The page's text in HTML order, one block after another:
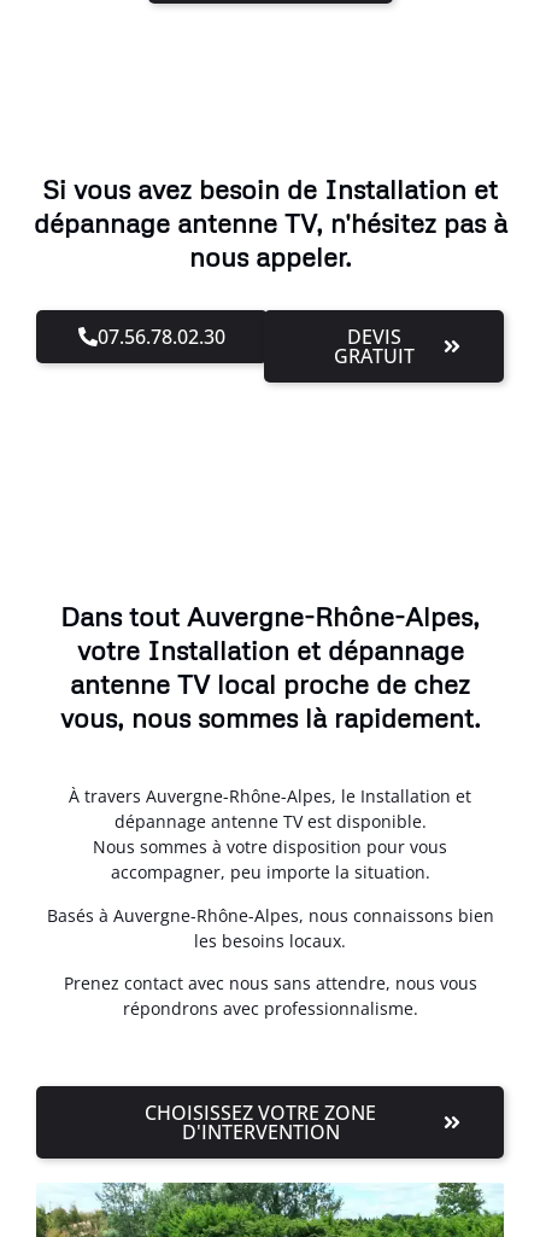
Si vous avez besoin de Installation et
dépannage antenne TV, n'hésitez pas à
nous appeler.
07.56.78.02.30 DEVIS
GRATUIT
Dans tout Auvergne-Rhône-Alpes,
votre Installation et dépannage
antenne TV local proche de chez
vous, nous sommes là rapidement.
À travers Auvergne-Rhône-Alpes, le Installation et
dépannage antenne TV est disponible.
Nous sommes à votre disposition pour vous
accompagner, peu importe la situation.
Basés à Auvergne-Rhône-Alpes, nous connaissons bien
les besoins locaux.
Prenez contact avec nous sans attendre, nous vous
répondrons avec professionnalisme.
CHOISISSEZ VOTRE ZONE
D'INTERVENTION